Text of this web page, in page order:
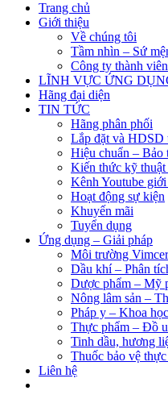
Trang chủ
Giới thiệu
Về chúng tôi
Tầm nhìn – Sứ
Công ty thành viên
LĨNH VỰC ỨNG
Hãng đại diện
TIN TỨC
Hãng phân phối
Lắp đặt và HDSD
Hiệu chuẩn – Bảo
Kiến thức kỹ thuật
Kênh Youtube
Hoạt động sự kiện
Khuyến mãi
Tuyển dụng
Ứng dụng – Giải pháp
Môi trường
Dầu khí – Phân
Dược phẩm – Mỹ
Nông lâm sản –
Pháp y – Khoa
Thực phẩm – Đồ
Tinh dầu, hương
Thuốc bảo vệ
Liên hệ